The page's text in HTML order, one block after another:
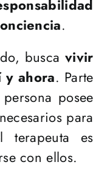
.
buscavivir
ahora. Parte
posee
para
es
con ellos.